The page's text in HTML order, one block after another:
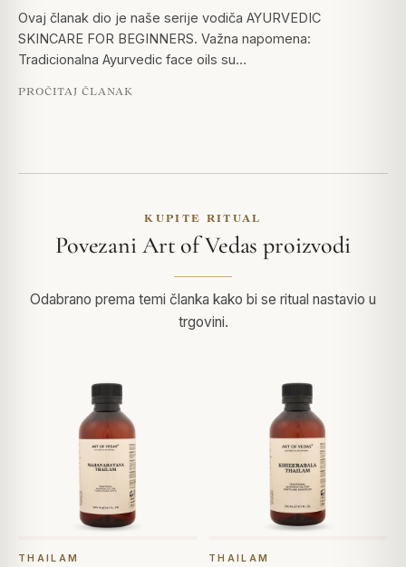
Ovaj članak dio je naše serije vodiča AYURVEDIC
SKINCARE FOR BEGINNERS. Važna napomena:
Tradicionalna Ayurvedic face oils su…
PROČITAJ ČLANAK
KUPITE RITUAL
Povezani Art of Vedas proizvodi
Odabrano prema temi članka kako bi se ritual nastavio u
trgovini.
THAILAM THAILAM